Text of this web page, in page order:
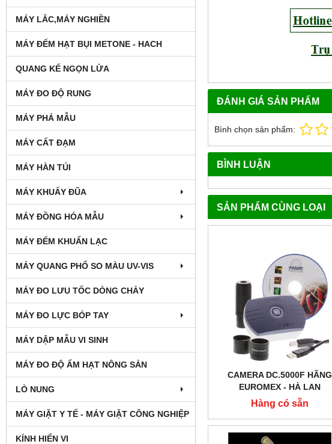
MÁY LẮC,MÁY NGHIỀN
MÁY ĐẾM HẠT BỤI METONE - HACH
QUANG KẾ NGỌN LỬA
MÁY ĐO ĐỘ RUNG
MÁY PHÁ MẪU
MÁY CẤT ĐẠM
MÁY HÀN TÚI
MÁY KHUẤY ĐŨA
MÁY ĐỒNG HÓA MẪU
MÁY ĐẾM KHUẨN LẠC
MÁY QUANG PHỔ SO MÀU UV-VIS
MÁY ĐO LƯU TỐC DÒNG CHẢY
MÁY ĐO LỰC BÓP TAY
MÁY DẬP MẪU VI SINH
MÁY ĐO ĐỘ ẨM HẠT NÔNG SẢN
LÒ NUNG
MÁY GIẶT Y TẾ - MÁY GIẶT CÔNG NGHIỆP
KÍNH HIỂN VI
ĐÁNH GIÁ SẢN PHẨM
Bình chọn sản phẩm:
BÌNH LUẬN
SẢN PHẨM CÙNG LOẠI
CAMERA DC.5000F HÃNG
EUROMEX - HÀ LAN
Hàng có sẵn